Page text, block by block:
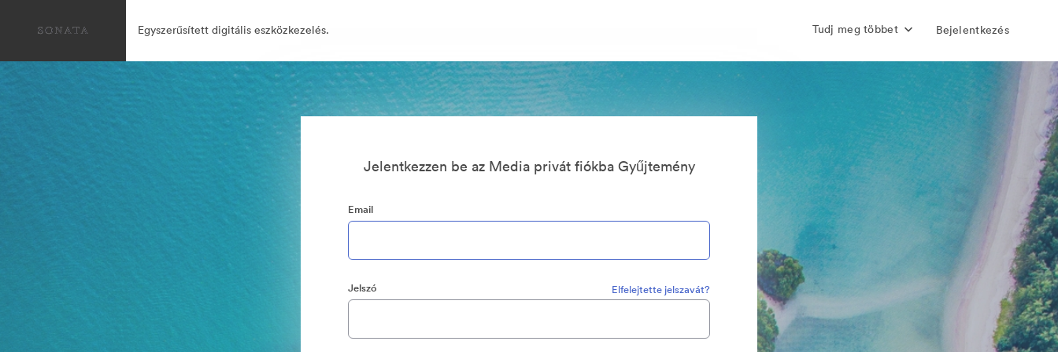
Egyszerűsített digitális eszközkezelés. Tudj meg többet Bejelentkezés
Jelentkezzen be az Media privát fiókba Gyűjtemény
Email
Jelszó Elfelejtette jelszavát?